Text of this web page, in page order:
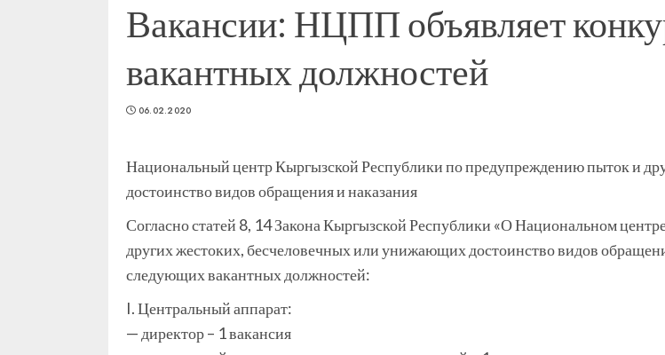
Вакансии: НЦПП объявляет
вакантных должностей
06.02.2020
Национальный центр Кыргызской Республики по предупреждению пыток и
достоинство видов обращения и наказания
Согласно статей 8, 14 Закона Кыргызской Республики «О Национальном
других жестоких, бесчеловечных или унижающих достоинство видов
следующих вакантных должностей:
I. Центральный аппарат:
— директор – 1 вакансия